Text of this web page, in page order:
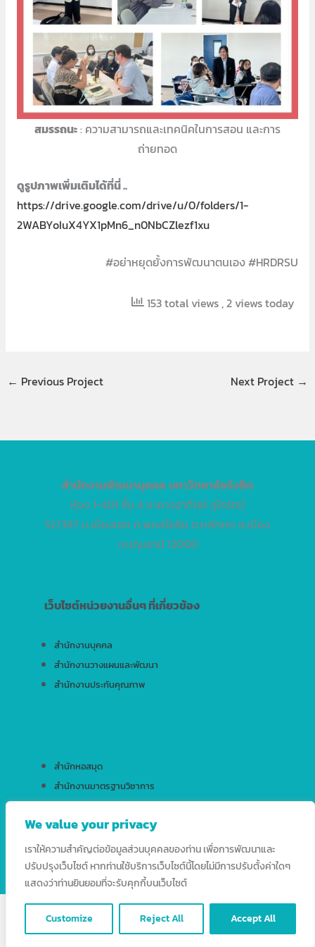
We value your privacy
เราให้ความสำคัญต่อข้อมูลส่วนบุคคลของท่าน เพื่อการพัฒนาและ
ปรับปรุงเว็บไซต์ หากท่านใช้บริการเว็บไซต์นี้โดยไม่มีการปรับตั้งค่าใดๆ
แสดงว่าท่านยินยอมที่จะรับคุกกี้บนเว็บไซต์
Customize Reject All Accept All
สมรรถนะ: ความสามารถและเทคนิคในการสอน และการ
ถ่ายทอด
ดูรูปภาพเพิ่มเติมได้ที่นี่ ..
https://drive.google.com/drive/u/0/folders/1-
2WABYoIuX4YX1pMn6_n0NbCZlezf1xu
#อย่าหยุดยั้งการพัฒนาตนเอง #HRDRSU
153 total views , 2 views today
← Previous Project Next Project →
สำนักงานพัฒนาบุคคล มหาวิทยาลัยรังสิต
ห้อง 1-401 ชั้น 4 อาคารอาทิตย์ อุไรรัตน์
52/347 ม.เมืองเอก ถ.พหลโยธิน ต.หลักหก อ.เมือง
จ.ปทุมธานี 12000
เว็บไซต์หน่วยงานอื่นๆ ที่เกี่ยวข้อง
สำนักงานบุคคล
สำนักงานวางแผนและพัฒนา
สำนักงานประกันคุณภาพ
สำนักหอสมุด
สำนักงานมาตรฐานวิชาการ
สำนักบริการเทคโนโลยีสารสนเทศ
Copyright © 2026 HRD RSU. All Rights Reserved.